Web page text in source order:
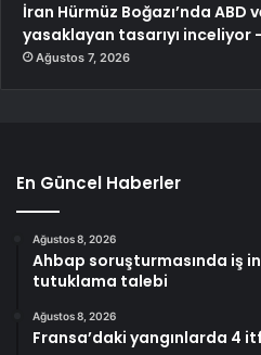
İran Hürmüz Boğazı’nda ABD
yasaklayan tasarıyı inceliyor
Ağustos 7, 2026
En Güncel Haberler
Ağustos 8, 2026
Ahbap soruşturmasında iş
tutuklama talebi
Ağustos 8, 2026
Fransa’daki yangınlarda 4